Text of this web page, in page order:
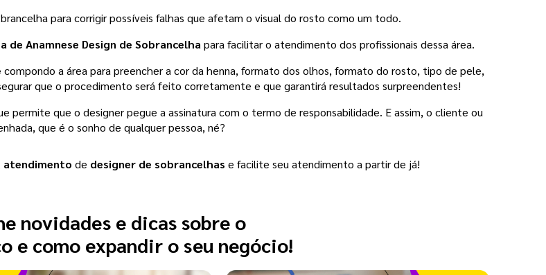
para corrigir possíveis falhas que afetam o visual do rosto como um todo.
de Anamnese Design de Sobrancelha para facilitar o atendimento dos profissionais dessa área.
compondo a área para preencher a cor da henna, formato dos olhos, formato do rosto, tipo de pele,
que o procedimento será feito corretamente e que garantirá resultados surpreendentes!
permite que o designer pegue a assinatura com o termo de responsabilidade. E assim, o cliente ou
que é o sonho de qualquer pessoa, né?
atendimento de designer de sobrancelhas e facilite seu atendimento a partir de já!
novidades e dicas sobre o
e como expandir o seu negócio!